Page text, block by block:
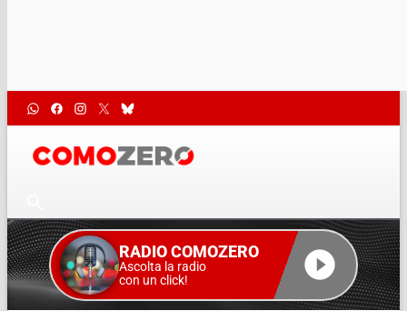
RADIO COMOZERO
Ascolta la radio
con un click!